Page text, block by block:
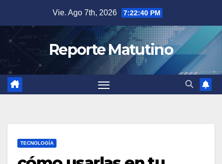
contenido
Vie. Ago 7th, 2026 7:22:41 PM
Reporte Matutino
TECNOLOGÍA